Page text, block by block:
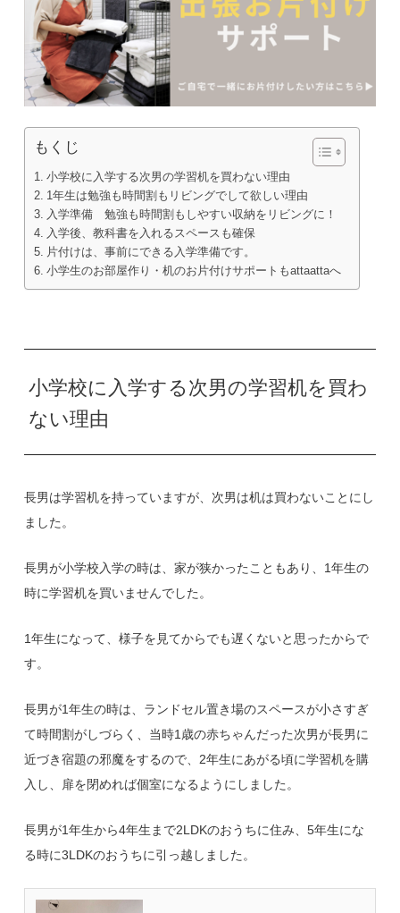
もくじ
小学校に入学する次男の学習机を買わない理由
1年生は勉強も時間割もリビングでして欲しい理由
入学準備 勉強も時間割もしやすい収納をリビングに！
入学後、教科書を入れるスペースも確保
片付けは、事前にできる入学準備です。
小学生のお部屋作り・机のお片付けサポートもattaattaへ
小学校に入学する次男の学習机を買わ
ない理由
長男は学習机を持っていますが、次男は机は買わないことにし
ました。
長男が小学校入学の時は、家が狭かったこともあり、1年生の
時に学習机を買いませんでした。
1年生になって、様子を見てからでも遅くないと思ったからで
す。
長男が1年生の時は、ランドセル置き場のスペースが小さすぎ
て時間割がしづらく、当時1歳の赤ちゃんだった次男が長男に
近づき宿題の邪魔をするので、2年生にあがる頃に学習机を購
入し、扉を閉めれば個室になるようにしました。
長男が1年生から4年生まで2LDKのおうちに住み、5年生にな
る時に3LDKのおうちに引っ越しました。